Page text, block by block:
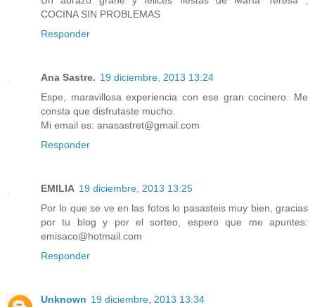
COCINA SIN PROBLEMAS
Responder
Ana Sastre. 19 diciembre, 2013 13:24
Espe, maravillosa experiencia con ese gran cocinero. Me
consta que disfrutaste mucho.
Mi email es: anasastret@gmail.com
Responder
EMILIA 19 diciembre, 2013 13:25
Por lo que se ve en las fotos lo pasasteis muy bien, gracias
por tu blog y por el sorteo, espero que me apuntes:
emisaco@hotmail.com
Responder
Unknown 19 diciembre, 2013 13:34